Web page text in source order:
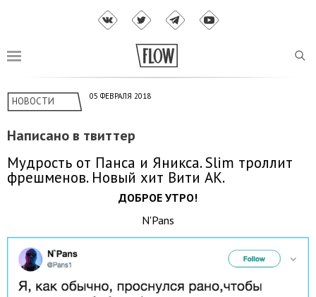
НОВОСТИ 05 ФЕВРАЛЯ 2018
Написано в твиттер
Мудрость от Панса и Яникса. Slim троллит
фрешменов. Новый хит Вити АК.
ДОБРОЕ УТРО!
N'Pans